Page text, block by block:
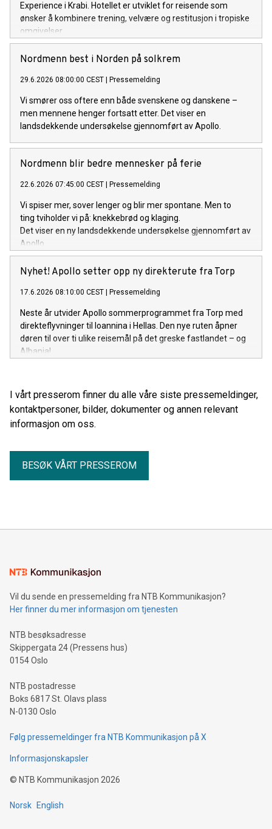
Experience i Krabi. Hotellet er utviklet for reisende som
ønsker å kombinere trening, velvære og restitusjon i tropiske
omgivelser.
Nordmenn best i Norden på solkrem
29.6.2026 08:00:00 CEST Pressemelding
Vi smører oss oftere enn både svenskene og danskene –
men mennene henger fortsatt etter. Det viser en
landsdekkende undersøkelse gjennomført av Apollo.
Nordmenn blir bedre mennesker på ferie
22.6.2026 07:45:00 CEST Pressemelding
Vi spiser mer, sover lenger og blir mer spontane. Men to
ting tviholder vi på: knekkebrød og klaging.
Det viser en ny landsdekkende undersøkelse gjennomført av
Apollo.
Nyhet! Apollo setter opp ny direkterute fra Torp
17.6.2026 08:10:00 CEST Pressemelding
Neste år utvider Apollo sommerprogrammet fra Torp med
direkteflyvninger til Ioannina i Hellas. Den nye ruten åpner
døren til over ti ulike reisemål på det greske fastlandet – og
Albania!
I vårt presserom finner du alle våre siste pressemeldinger,
kontaktpersoner, bilder, dokumenter og annen relevant
informasjon om oss.
BESØK VÅRT PRESSEROM
Vil du sende en pressemelding fra NTB Kommunikasjon?
Her finner du mer informasjon om tjenesten
NTB besøksadresse
Skippergata 24 (Pressens hus)
0154 Oslo
NTB postadresse
Boks 6817 St. Olavs plass
N-0130 Oslo
Følg pressemeldinger fra NTB Kommunikasjon på X
Informasjonskapsler
© NTB Kommunikasjon 2026
Norsk English